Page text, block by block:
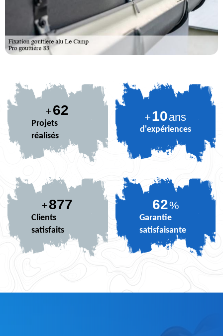
+74
Projets
réalisés
+10ans
d'expériences
+877
Clients
satisfaits
74%
Garantie
satisfaisante